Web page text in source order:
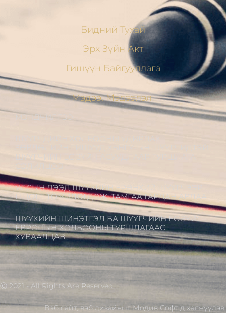
Бидний Тухай
Эрх Зүйн Акт
Гишүүн Байгууллага
Мэдээ, Мэдээлэл
МЭНДЧИЛГЭЭ
ШҮҮГЧДИЙН ХОЛБООНЫ УДИРДАХ
СОЛИЛЦОВ
УЛСЫН ДЭЭД ШҮҮХИЙН ЕРӨНХИЙ ШҮҮГЧЭЭР
Ц.ЦОГТ ТОМИЛОГДОЖ, ТАМГАА ГАРДАН АВЛАА
ШҮҮХИЙН ШИНЭТГЭЛ БА ШҮҮГЧИЙН ЁС ЗҮЙ:
ЕВРОПЫН ХОЛБООНЫ ТУРШЛАГААС
ХУВААЛЦАВ
Ⓒ 2021 - All Rights Are Reserved
Вэб сайт,вэб дизайныгМодив Софт д хөгжүүлэв.